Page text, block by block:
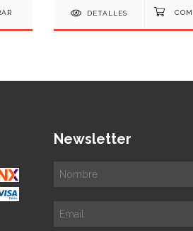
DETALLES
Newsletter